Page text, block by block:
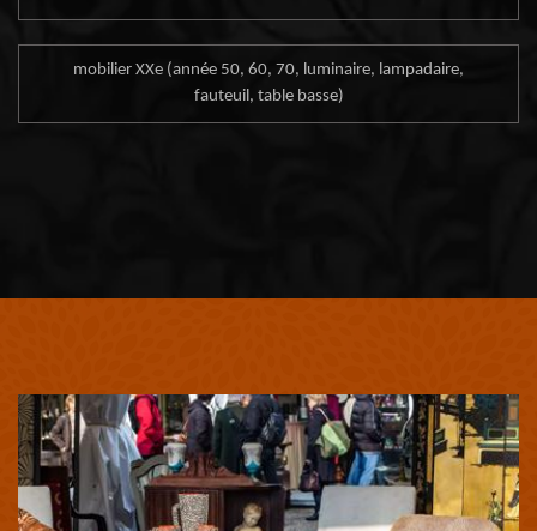
mobilier XXe (année 50, 60, 70, luminaire, lampadaire,
fauteuil, table basse)